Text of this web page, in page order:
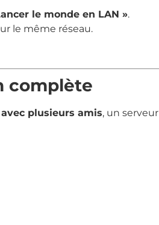
le monde en LAN ».
le même réseau.
complète
plusieurs amis, un serveur